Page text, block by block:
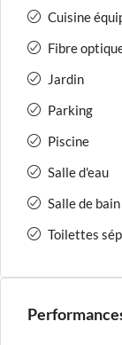
Cuisine
Fibre
Jardin
Parking
Piscine
Salle d'eau
Salle de
Toilettes